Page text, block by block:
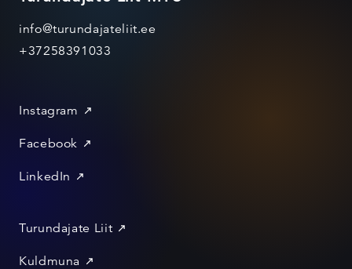
info@turundajateliit.ee
+37258391033
Instagram
Facebook
LinkedIn
Turundajate Liit
Kuldmuna